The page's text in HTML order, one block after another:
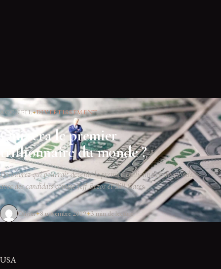
ACCUEIL DIVERTISSEMENT
Qui sera le premier
trillionnaire du monde ?
Découvrez qui pourrait devenir le premier trillionnaire au monde,
avec des candidats comme Jeff Bezos et Bill Gates.
Olivier 8 novembre 2019 3 min de lecture
USA